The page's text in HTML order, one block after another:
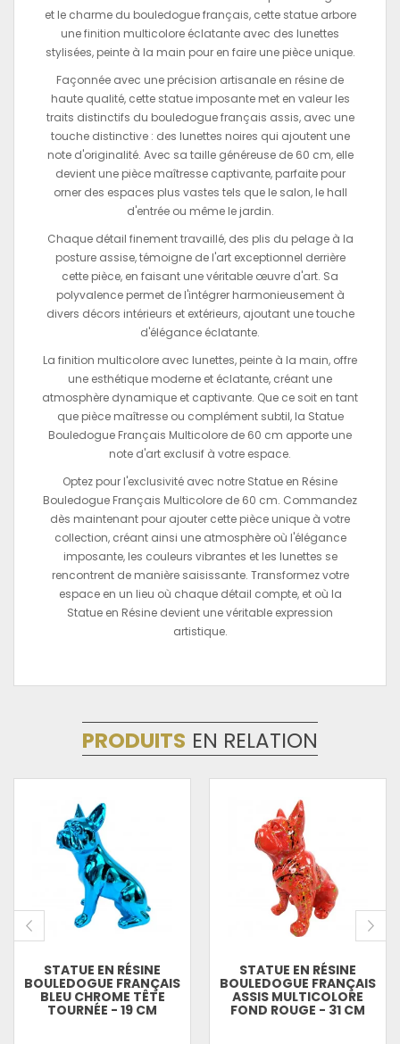
et le charme du bouledogue français, cette statue arbore
une finition multicolore éclatante avec des lunettes
stylisées, peinte à la main pour en faire une pièce unique.
Façonnée avec une précision artisanale en résine de
haute qualité, cette statue imposante met en valeur les
traits distinctifs du bouledogue français assis, avec une
touche distinctive : des lunettes noires qui ajoutent une
note d'originalité. Avec sa taille généreuse de 60 cm, elle
devient une pièce maîtresse captivante, parfaite pour
orner des espaces plus vastes tels que le salon, le hall
d'entrée ou même le jardin.
Chaque détail finement travaillé, des plis du pelage à la
posture assise, témoigne de l'art exceptionnel derrière
cette pièce, en faisant une véritable œuvre d'art. Sa
polyvalence permet de l'intégrer harmonieusement à
divers décors intérieurs et extérieurs, ajoutant une touche
d'élégance éclatante.
La finition multicolore avec lunettes, peinte à la main, offre
une esthétique moderne et éclatante, créant une
atmosphère dynamique et captivante. Que ce soit en tant
que pièce maîtresse ou complément subtil, la Statue
Bouledogue Français Multicolore de 60 cm apporte une
note d'art exclusif à votre espace.
Optez pour l'exclusivité avec notre Statue en Résine
Bouledogue Français Multicolore de 60 cm. Commandez
dès maintenant pour ajouter cette pièce unique à votre
collection, créant ainsi une atmosphère où l'élégance
imposante, les couleurs vibrantes et les lunettes se
rencontrent de manière saisissante. Transformez votre
espace en un lieu où chaque détail compte, et où la
Statue en Résine devient une véritable expression
artistique.
PRODUITS EN RELATION
STATUE EN RÉSINE
BOULEDOGUE FRANÇAIS
BLEU CHROME TÊTE
TOURNÉE - 19 CM
STATUE EN RÉSINE
BOULEDOGUE FRANÇAIS
ASSIS MULTICOLORE
FOND ROUGE - 31 CM